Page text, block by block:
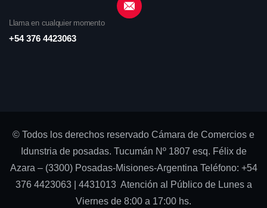
Llama en cualquier momento
+54 376 4423063
© Todos los derechos reservado Cámara de Comercios e
Idunstria de posadas. Tucumán Nº 1807 esq. Félix de
Azara – (3300) Posadas-Misiones-Argentina Teléfono: +54
376 4423063 | 4431013 Atención al Público de Lunes a
Viernes de 8:00 a 17:00 hs.